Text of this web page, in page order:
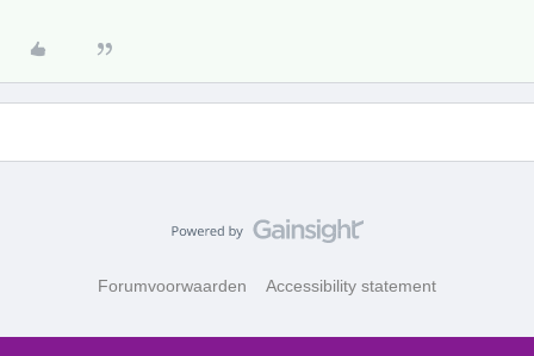
Forumvoorwaarden Accessibility statement